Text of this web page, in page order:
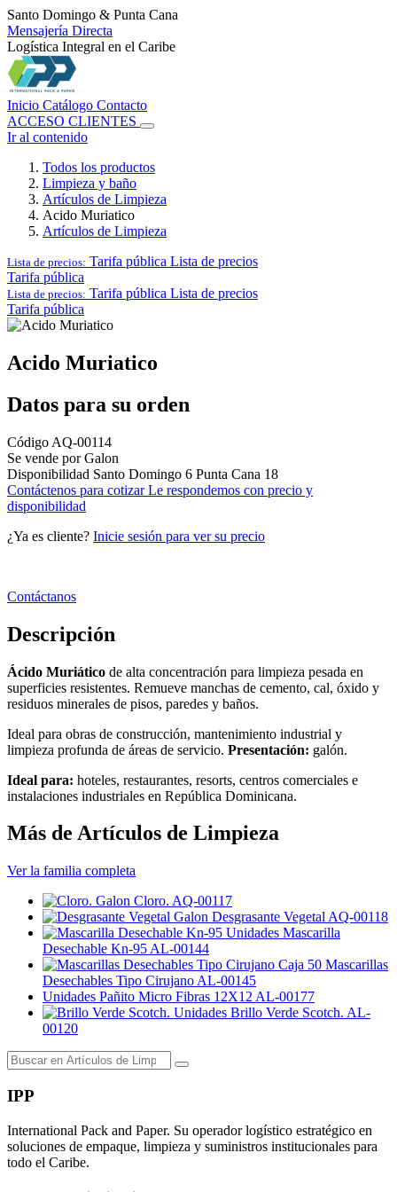
Santo Domingo & Punta Cana
Mensajería Directa
Logística Integral en el Caribe
Inicio Catálogo Contacto
ACCESO CLIENTES
Ir al contenido
Todos los productos
Limpieza y baño
Artículos de Limpieza
Acido Muriatico
Artículos de Limpieza
Lista de precios: Tarifa pública Lista de precios
Tarifa pública
Lista de precios: Tarifa pública Lista de precios
Tarifa pública
Acido Muriatico
Datos para su orden
Código AQ-00114
Se vende por Galon
Disponibilidad Santo Domingo 6 Punta Cana 18
Contáctenos para cotizar Le respondemos con precio y
disponibilidad
¿Ya es cliente? Inicie sesión para ver su precio
Contáctanos
Descripción
Ácido Muriático de alta concentración para limpieza pesada en
superficies resistentes. Remueve manchas de cemento, cal, óxido y
residuos minerales de pisos, paredes y baños.
Ideal para obras de construcción, mantenimiento industrial y
limpieza profunda de áreas de servicio. Presentación: galón.
Ideal para: hoteles, restaurantes, resorts, centros comerciales e
instalaciones industriales en República Dominicana.
Más de Artículos de Limpieza
Ver la familia completa
Galon Cloro. AQ-00117
Galon Desgrasante Vegetal AQ-00118
Unidades Mascarilla
Desechable Kn-95 AL-00144
Caja 50 Mascarillas
Desechables Tipo Cirujano AL-00145
Unidades Pañito Micro Fibras 12X12 AL-00177
Unidades Brillo Verde Scotch. AL-
00120
IPP
International Pack and Paper. Su operador logístico estratégico en
soluciones de empaque, limpieza y suministros institucionales para
todo el Caribe.